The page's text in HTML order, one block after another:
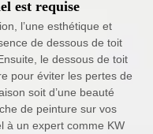
est requise
l’une esthétique et
de dessous de toit
le dessous de toit
pour éviter les pertes de
soit d’une beauté
de peinture sur vos
à un expert comme KW